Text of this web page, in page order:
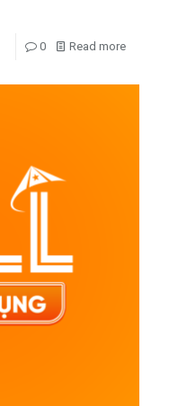
0 Read more